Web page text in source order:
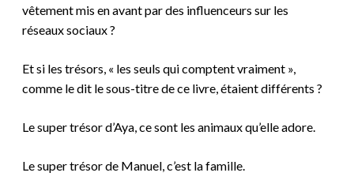
vêtement mis en avant par des influenceurs sur les
réseaux sociaux ?
Et si les trésors, « les seuls qui comptent vraiment »,
comme le dit le sous-titre de ce livre, étaient différents ?
Le super trésor d’Aya, ce sont les animaux qu’elle adore.
Le super trésor de Manuel, c’est la famille.